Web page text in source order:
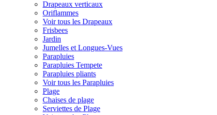
Drapeaux verticaux
Oriflammes
Voir tous les Drapeaux
Frisbees
Jardin
Jumelles et Longues-Vues
Parapluies
Parapluies Tempete
Parapluies pliants
Voir tous les Parapluies
Plage
Chaises de plage
Serviettes de Plage